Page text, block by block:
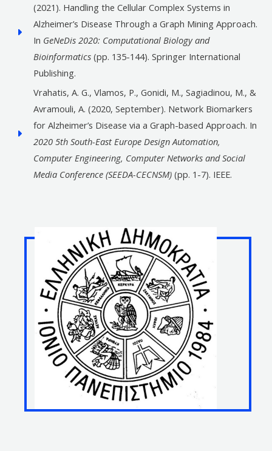
(2021). Handling the Cellular Complex Systems in
Alzheimer’s Disease Through a Graph Mining Approach.
In GeNeDis 2020: Computational Biology and
Bioinformatics (pp. 135-144). Springer International
Publishing.
Vrahatis, A. G., Vlamos, P., Gonidi, M., Sagiadinou, M., &
Avramouli, A. (2020, September). Network Biomarkers
for Alzheimer’s Disease via a Graph-based Approach. In
2020 5th South-East Europe Design Automation,
Computer Engineering, Computer Networks and Social
Media Conference (SEEDA-CECNSM) (pp. 1-7). IEEE.